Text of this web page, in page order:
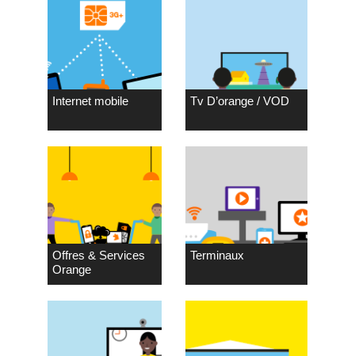
Internet mobile Tv D’orange / VOD
Offres & Services
Orange
Terminaux